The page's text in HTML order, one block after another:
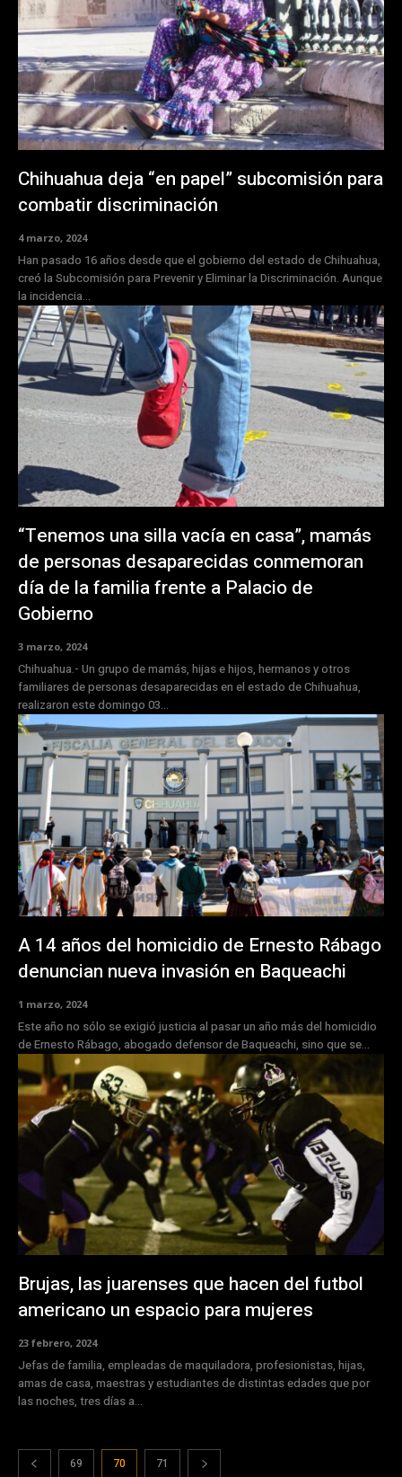
Chihuahua deja “en papel” subcomisión para
combatir discriminación
4 marzo, 2024
Han pasado 16 años desde que el gobierno del estado de Chihuahua,
creó la Subcomisión para Prevenir y Eliminar la Discriminación. Aunque
la incidencia...
“Tenemos una silla vacía en casa”, mamás
de personas desaparecidas conmemoran
día de la familia frente a Palacio de
Gobierno
3 marzo, 2024
Chihuahua.- Un grupo de mamás, hijas e hijos, hermanos y otros
familiares de personas desaparecidas en el estado de Chihuahua,
realizaron este domingo 03...
A 14 años del homicidio de Ernesto Rábago
denuncian nueva invasión en Baqueachi
1 marzo, 2024
Este año no sólo se exigió justicia al pasar un año más del homicidio
de Ernesto Rábago, abogado defensor de Baqueachi, sino que se...
Brujas, las juarenses que hacen del futbol
americano un espacio para mujeres
23 febrero, 2024
Jefas de familia, empleadas de maquiladora, profesionistas, hijas,
amas de casa, maestras y estudiantes de distintas edades que por
las noches, tres días a...
69 70 71